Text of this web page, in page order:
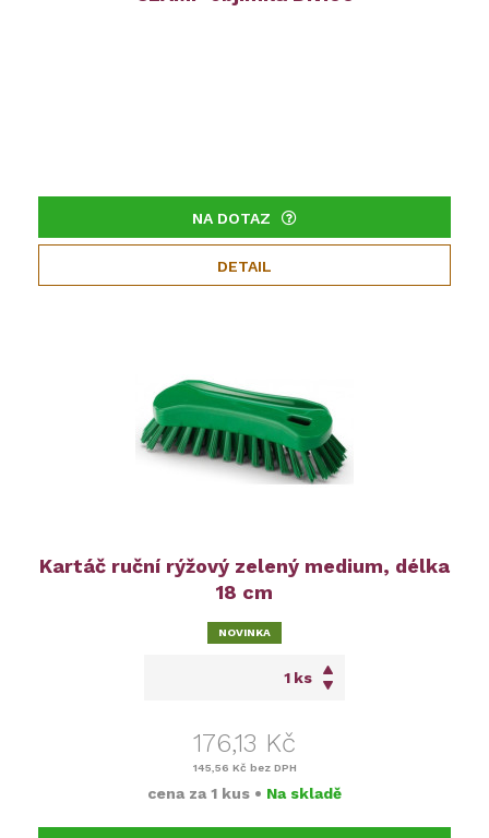
NA DOTAZ
DETAIL
Kartáč ruční rýžový zelený medium, délka
18 cm
ks
176,13 Kč
145,56 Kč bez DPH
cena za 1 kus • Na skladě
NOVINKA